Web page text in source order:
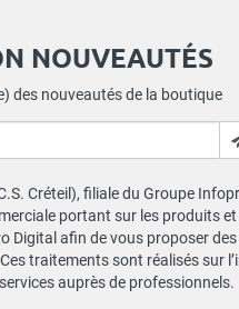
NOUVEAUTÉS
des nouveautés de la boutique
Créteil), filiale du Groupe
portant sur les produits
afin de vous proposer
traitements sont réalisés sur
auprès de professionnels.